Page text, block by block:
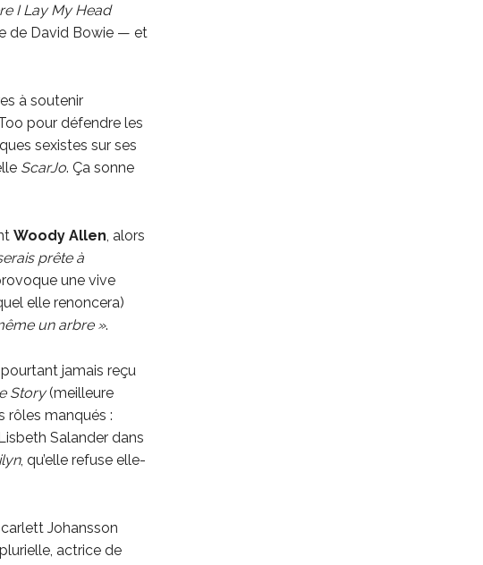
I Lay My Head
de David Bowie — et
à soutenir
pour défendre les
sexistes sur ses
ScarJo. Ça sonne
Woody Allen , alors
prête à
une vive
elle renoncera)
un arbre ».
jamais reçu
Story(meilleure
rôles manqués :
Salander dans
, qu’elle refuse elle-
Johansson
actrice de